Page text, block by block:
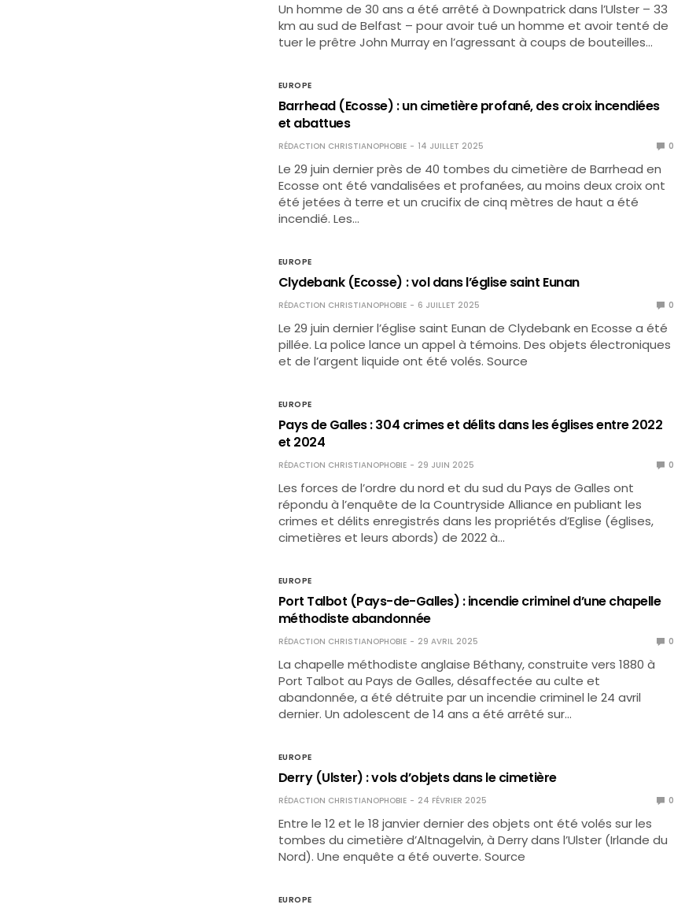
Un homme de 30 ans a été arrêté à Downpatrick dans l’Ulster – 33
km au sud de Belfast – pour avoir tué un homme et avoir tenté de
tuer le prêtre John Murray en l’agressant à coups de bouteilles…
EUROPE
Barrhead (Ecosse) : un cimetière profané, des croix incendiées
et abattues
RÉDACTION CHRISTIANOPHOBIE 14 JUILLET 2025 0
Le 29 juin dernier près de 40 tombes du cimetière de Barrhead en
Ecosse ont été vandalisées et profanées, au moins deux croix ont
été jetées à terre et un crucifix de cinq mètres de haut a été
incendié. Les…
EUROPE
Clydebank (Ecosse) : vol dans l’église saint Eunan
RÉDACTION CHRISTIANOPHOBIE 6 JUILLET 2025 0
Le 29 juin dernier l’église saint Eunan de Clydebank en Ecosse a été
pillée. La police lance un appel à témoins. Des objets électroniques
et de l’argent liquide ont été volés. Source
EUROPE
Pays de Galles : 304 crimes et délits dans les églises entre 2022
et 2024
RÉDACTION CHRISTIANOPHOBIE 29 JUIN 2025 0
Les forces de l’ordre du nord et du sud du Pays de Galles ont
répondu à l’enquête de la Countryside Alliance en publiant les
crimes et délits enregistrés dans les propriétés d’Eglise (églises,
cimetières et leurs abords) de 2022 à…
EUROPE
Port Talbot (Pays-de-Galles) : incendie criminel d’une chapelle
méthodiste abandonnée
RÉDACTION CHRISTIANOPHOBIE 29 AVRIL 2025 0
La chapelle méthodiste anglaise Béthany, construite vers 1880 à
Port Talbot au Pays de Galles, désaffectée au culte et
abandonnée, a été détruite par un incendie criminel le 24 avril
dernier. Un adolescent de 14 ans a été arrêté sur…
EUROPE
Derry (Ulster) : vols d’objets dans le cimetière
RÉDACTION CHRISTIANOPHOBIE 24 FÉVRIER 2025 0
Entre le 12 et le 18 janvier dernier des objets ont été volés sur les
tombes du cimetière d’Altnagelvin, à Derry dans l’Ulster (Irlande du
Nord). Une enquête a été ouverte. Source
EUROPE